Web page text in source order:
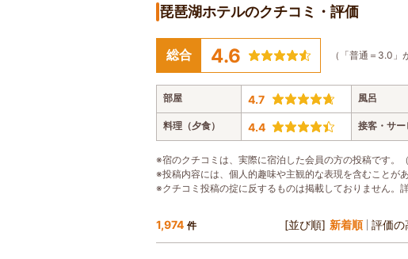
琵琶湖ホテルのクチコミ・評価
総合 4.6 （「普通＝3.0」
部屋 4.7 風呂
料理（夕食） 4.4 接客・サー
※宿のクチコミは、実際に宿泊した会員の方の投稿です。
※投稿内容には、個人的趣味や主観的な表現を含むことがあ
※クチコミ投稿の掟に反するものは掲載しておりません。詳
1,974 件 [並び順] 新着順 評価の